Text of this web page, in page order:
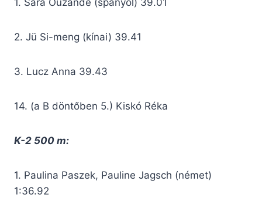
1. Sara Ouzande (spanyol) 39.01
2. Jü Si-meng (kínai) 39.41
3. Lucz Anna 39.43
14. (a B döntőben 5.) Kiskó Réka
K-2 500 m:
1. Paulina Paszek, Pauline Jagsch (német)
1:36.92